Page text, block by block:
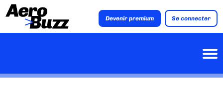
Devenir premium Se connecter